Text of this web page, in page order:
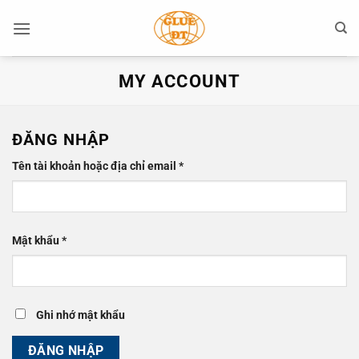
qua
MY ACCOUNT
ĐĂNG NHẬP
Tên tài khoản hoặc địa chỉ email *Bắt
buộc
Mật khẩu*Bắt
buộc
Ghi nhớ mật khẩu
ĐĂNG NHẬP